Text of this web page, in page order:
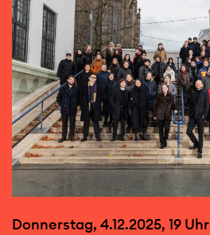
Donnerstag, 4.12.2025, 19 Uhr